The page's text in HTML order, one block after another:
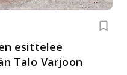
esittelee
Talo Varjoon